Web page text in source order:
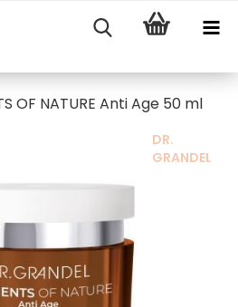
OF NATURE Anti Age 50 ml
DR.
GRANDEL